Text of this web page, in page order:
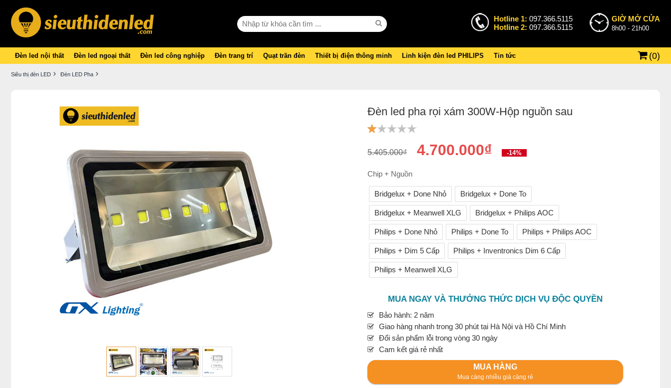
Hotline 1: 097.366.5115
Hotline 2: 097.366.5115
GIỜ MỞ CỬA
8h00 - 21h00
Đèn led nội thất Đèn led ngoại thất Đèn led công nghiệp Đèn trang trí Quạt trần đèn Thiết bị điện thông minh Linh kiện đèn led PHILIPS Tin tức (0)
Siêu thị đèn LED Đèn LED Pha
Đèn led pha rọi xám 300W-Hộp nguồn sau
5.405.000₫ 4.700.000₫ -14%
Chip + Nguồn
Bridgelux + Done Nhỏ Bridgelux + Done To
Bridgelux + Meanwell XLG Bridgelux + Philips AOC
Philips + Done Nhỏ Philips + Done To Philips + Philips AOC
Philips + Dim 5 Cấp Philips + Inventronics Dim 6 Cấp
Philips + Meanwell XLG
MUA NGAY VÀ THƯỞNG THỨC DỊCH VỤ ĐỘC QUYỀN
Bảo hành: 2 năm
Giao hàng nhanh trong 30 phút tại Hà Nội và Hồ Chí Minh
Đổi sản phẩm lỗi trong vòng 30 ngày
Cam kết giá rẻ nhất
MUA HÀNG
Mua càng nhiều giá càng rẻ